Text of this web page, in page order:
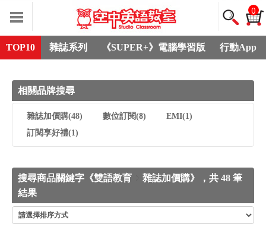
0
TOP10 雜誌系列 《SUPER+》電腦學習版 行動App
相關品牌搜尋
雜誌加價購(48) 數位訂閱(8) EMI(1)
訂閱享好禮(1)
搜尋商品關鍵字《雙語教育
雜誌加價購》，共 48 筆
結果